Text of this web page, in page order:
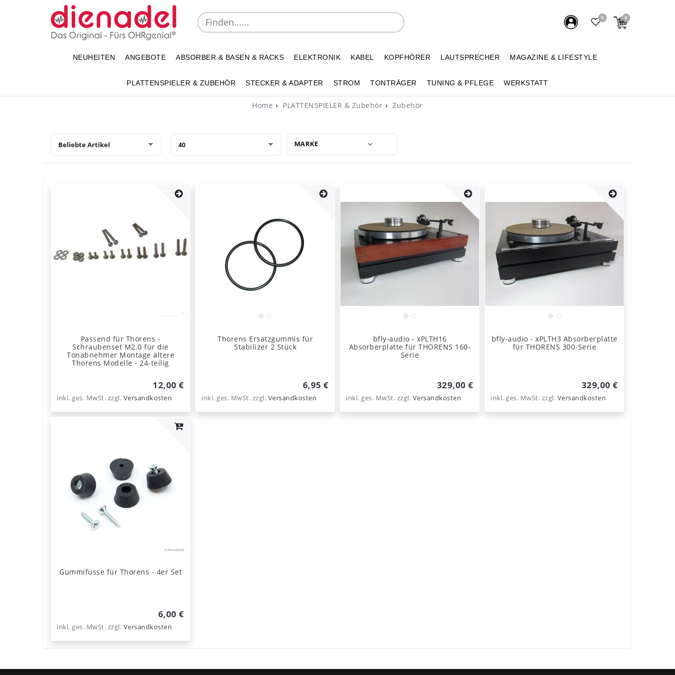
0 0
NEUHEITEN ANGEBOTE ABSORBER & BASEN & RACKS ELEKTRONIK KABEL KOPFHÖRER LAUTSPRECHER MAGAZINE & LIFESTYLE
PLATTENSPIELER & ZUBEHÖR STECKER & ADAPTER STROM TONTRÄGER TUNING & PFLEGE WERKSTATT
Home PLATTENSPIELER & Zubehör Zubehör
MARKE
Passend für Thorens -
Schraubenset M2.0 für die
Tonabnehmer Montage ältere
Thorens Modelle - 24-teilig
12,00 €
inkl. ges. MwSt. zzgl. Versandkosten
Thorens Ersatzgummis für
Stabilizer 2 Stück
6,95 €
inkl. ges. MwSt. zzgl. Versandkosten
bfly-audio - xPLTH16
Absorberplatte für THORENS 160-
Serie
329,00 €
inkl. ges. MwSt. zzgl. Versandkosten
bfly-audio - xPLTH3 Absorberplatte
für THORENS 300-Serie
329,00 €
inkl. ges. MwSt. zzgl. Versandkosten
Gummifüsse für Thorens - 4er Set
6,00 €
inkl. ges. MwSt. zzgl. Versandkosten